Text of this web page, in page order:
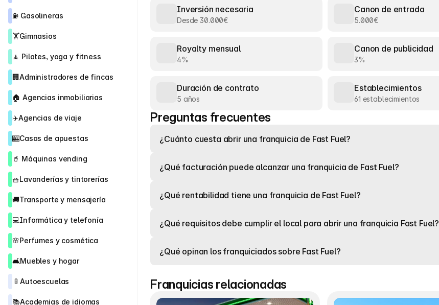
⛽ Gasolineras
🏋️Gimnasios
🧘 Pilates, yoga y fitness
🏢Administradores de fincas
🏠 Agencias inmobiliarias
✈️Agencias de viaje
🎰Casas de apuestas
🥤 Máquinas vending
🧺Lavanderías y tintorerías
🚚Transporte y mensajería
💻Informática y telefonía
🌸Perfumes y cosmética
🛋️Muebles y hogar
🚦 Autoescuelas
📚Academias de idiomas
Inversión necesaria
Desde 30.000€
Canon de entrada
5.000€
Royalty mensual
4%
Canon de publicidad
3%
Duración de contrato
5 años
Establecimientos
61 establecimientos
Preguntas frecuentes
¿Cuánto cuesta abrir una franquicia de Fast Fuel?
¿Qué facturación puede alcanzar una franquicia de Fast Fuel?
¿Qué rentabilidad tiene una franquicia de Fast Fuel?
¿Qué requisitos debe cumplir el local para abrir una franquicia Fast Fuel?
¿Qué opinan los franquiciados sobre Fast Fuel?
Franquicias relacionadas